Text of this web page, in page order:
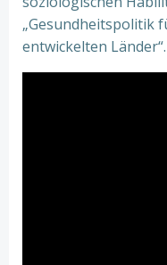
„Gesundheitspolitik
entwickelten Länder“.